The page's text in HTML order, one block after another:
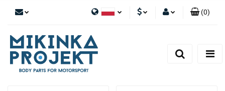
Polski
English
(0)